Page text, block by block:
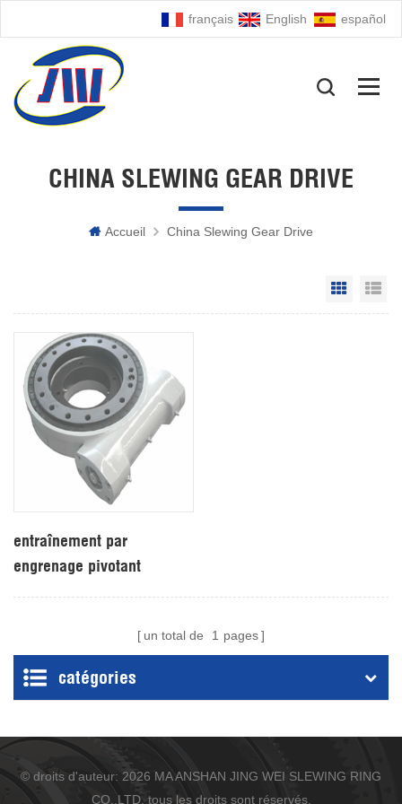
français English español
CHINA SLEWING GEAR DRIVE
Accueil China Slewing Gear Drive
Grid
entraînement par
engrenage pivotant
un total de 1 pages
catégories
© droits d'auteur: 2026 MA ANSHAN JING WEI SLEWING RING
CO.,LTD. tous les droits sont réservés.